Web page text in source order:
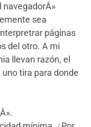
navegadorÂ»
sea
páginas
del otro. A mi
llevan razón, el
uno tira para donde